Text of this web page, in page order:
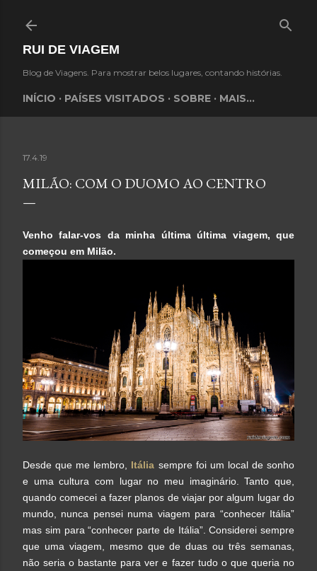
RUI DE VIAGEM
Blog de Viagens. Para mostrar belos lugares, contando histórias.
INÍCIO PAÍSES VISITADOS SOBRE MAIS…
17.4.19
MILÃO: COM O DUOMO AO CENTRO
Venho falar-vos da minha última última viagem, que
começou em Milão.
Desde que me lembro, Itália sempre foi um local de sonho
e uma cultura com lugar no meu imaginário. Tanto que,
quando comecei a fazer planos de viajar por algum lugar do
mundo, nunca pensei numa viagem para “conhecer Itália”
mas sim para “conhecer parte de Itália”. Considerei sempre
que uma viagem, mesmo que de duas ou três semanas,
não seria o bastante para ver e fazer tudo o que queria no